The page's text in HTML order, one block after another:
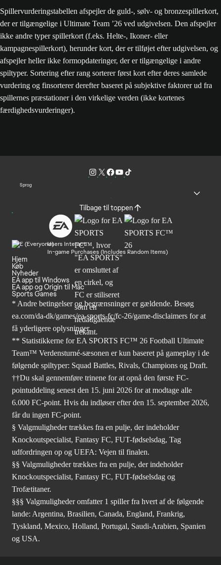
Spillervurderingstabellen afspejler de guld-, sølv- og bronzespillerkort,
der er tilgængelige i Ultimate Team ’26 ved udgivelsen. Den afspejler
ikke andre typer spillerkort (f.eks. Helte-, Ikoner- eller
kampagnespillerkort), herunder kort, der er tilføjet efter udgivelsen, og
afspejler heller ikke formopdateringer, der er tilgængelige i andre
spiltyper. Sortering efter rang sorterer først kort efter deres samlede
vurdering og finsorterer derefter baseret på subjektive faktorer ud fra
spillernes præstationer i den virkelige verden (ikke kortenes
færdighedsvurderinger).
Sprog
Tilbage til toppen
Users Interact
In-game Purchases (Includes Random Items)
Hjem
Køb
Nyheder
EA app til Windows
EA app og Origin til Mac
Sports Games
* Andre betingelser og begrænsninger er gældende. Besøg
ea.com/da-dk/games/ea-sports-fc/fc-26/game-disclaimers for at
få yderligere oplysninger.
** Statistikkerne for EA SPORTS FC™ 26 Football Ultimate
Team™ Verdensturné-sæsonen er kun baseret på gameplay i de
følgende spiltyper: Squad Battles, Rivals, Champions og Draft.
††Du skal gennemføre trinene for at opnå den første FC-
pointuddeling senest den 15. juni 2026 for at modtage alle
6.000 FC-point. Hvis du indløser efter den 15. september 2026,
får du ingen FC-point.
§ Valgmuligheder trækkes fra en pulje, der indeholder
Knockoutspecialist, Fantasy FC, FUT-fødselsdag, Tag
udfordringen op og UEFA: Vejen til finalen.
§§ Valgmuligheder trækkes fra en pulje, der indeholder
Knockoutspecialist, Fantasy FC, FUT-fødselsdag og
Trofætitaner.
§§§ Valgmuligheder omfatter 1 spiller fra hvert af de følgende
lande: Argentina, Brasilien, Canada, England, Frankrig,
Tyskland, Mexico, Holland, Portugal, Saudi-Arabien, Spanien
og USA.